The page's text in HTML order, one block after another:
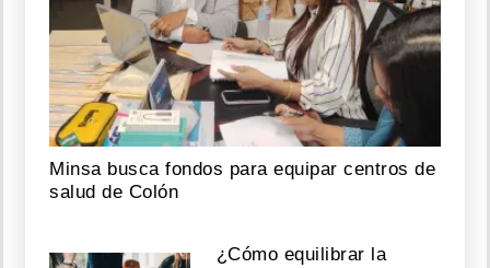
Minsa busca fondos para equipar centros de
salud de Colón
¿Cómo equilibrar la